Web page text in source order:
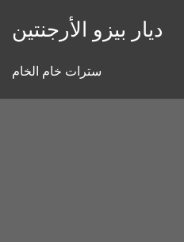
ديار بيزو الأرجنتين
سترات خام الخام